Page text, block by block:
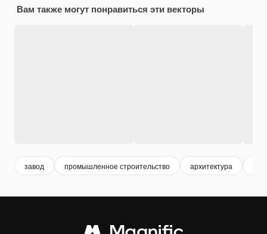
Вам также могут понравиться эти векторы
завод промышленное строительство архитектура